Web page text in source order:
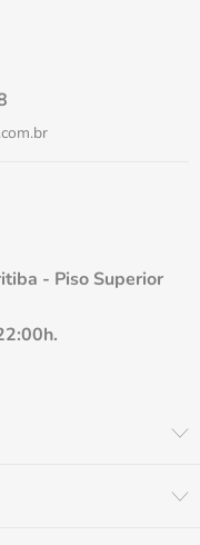
- Piso Superior